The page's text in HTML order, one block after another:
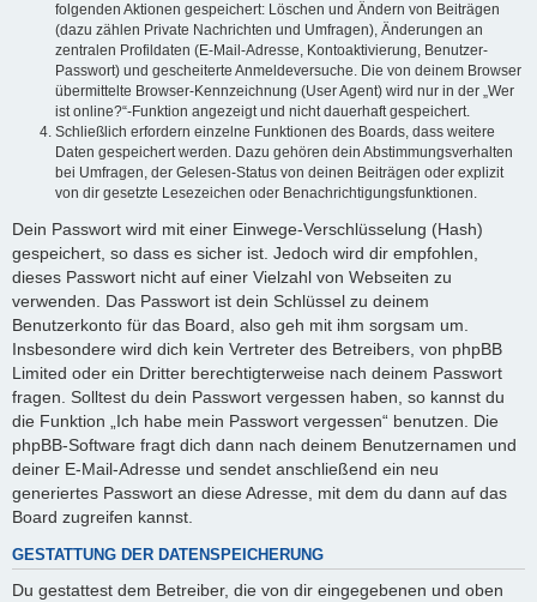
folgenden Aktionen gespeichert: Löschen und Ändern von Beiträgen
(dazu zählen Private Nachrichten und Umfragen), Änderungen an
zentralen Profildaten (E-Mail-Adresse, Kontoaktivierung, Benutzer-
Passwort) und gescheiterte Anmeldeversuche. Die von deinem Browser
übermittelte Browser-Kennzeichnung (User Agent) wird nur in der „Wer
ist online?“-Funktion angezeigt und nicht dauerhaft gespeichert.
Schließlich erfordern einzelne Funktionen des Boards, dass weitere
Daten gespeichert werden. Dazu gehören dein Abstimmungsverhalten
bei Umfragen, der Gelesen-Status von deinen Beiträgen oder explizit
von dir gesetzte Lesezeichen oder Benachrichtigungsfunktionen.
Dein Passwort wird mit einer Einwege-Verschlüsselung (Hash)
gespeichert, so dass es sicher ist. Jedoch wird dir empfohlen,
dieses Passwort nicht auf einer Vielzahl von Webseiten zu
verwenden. Das Passwort ist dein Schlüssel zu deinem
Benutzerkonto für das Board, also geh mit ihm sorgsam um.
Insbesondere wird dich kein Vertreter des Betreibers, von phpBB
Limited oder ein Dritter berechtigterweise nach deinem Passwort
fragen. Solltest du dein Passwort vergessen haben, so kannst du
die Funktion „Ich habe mein Passwort vergessen“ benutzen. Die
phpBB-Software fragt dich dann nach deinem Benutzernamen und
deiner E-Mail-Adresse und sendet anschließend ein neu
generiertes Passwort an diese Adresse, mit dem du dann auf das
Board zugreifen kannst.
GESTATTUNG DER DATENSPEICHERUNG
Du gestattest dem Betreiber, die von dir eingegebenen und oben